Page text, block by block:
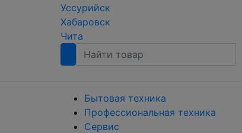
Уссурийск
Хабаровск
Чита
Бытовая техника
Профессиональная техника
Сервис